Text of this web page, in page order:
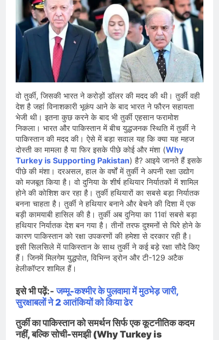
वो तुर्की, जिसकी भारत ने करोड़ों डॉलर की मदद की थी। तुर्की वही
देश है जहां विनाशकारी भूकंप आने के बाद भारत ने फौरन सहायता
भेजी थी। इतना कुछ करने के बाद भी तुर्की एहसान फरामोश
निकला। भारत और पाकिस्तान में बीच युद्धजनक स्थिति में तुर्की ने
पाकिस्तान की मदद की। ऐसे में बड़ा सवाल यह कि क्या यह महज
दोस्ती का मामला है या फिर इसके पीछे कोई और मंशा (Why
Turkey is Supporting Pakistan) है? आइये जानते हैं इसके
पीछे की मंशा। दरअसल, हाल के वर्षों में तुर्की ने अपनी रक्षा उद्योग
को मजबूत किया है। वो दुनिया के शीर्ष हथियार निर्यातकों में शामिल
होने की कोशिश कर रहा है। तुर्की हथियारों का सबसे बड़ा निर्यातक
बनना चाहता है। तुर्की ने हथियार बनाने और बेचने की दिशा में एक
बड़ी कामयाबी हासिल की है। तुर्की अब दुनिया का 11वां सबसे बड़ा
हथियार निर्यातक देश बन गया है। तीनों तरफ दुश्मनों से घिरे होने के
कारण पाकिस्तान को रक्षा उपकरणों की हमेशा से दरकार रही है।
इसी सिलसिले में पाकिस्तान के साथ तुर्की ने कई बड़े रक्षा सौदे किए
हैं। जिनमें मिलगेम युद्धपोत, विभिन्न ड्रोन और टी-129 अटैक
हेलीकॉप्टर शामिल हैं।
इसे भी पढ़ें:-जम्मू-कश्मीर के पुलवामा में मुठभेड़ जारी,
सुरक्षाबलों ने 2 आतंकियों को किया ढेर
तुर्की का पाकिस्तान को समर्थन सिर्फ एक कूटनीतिक कदम
नहीं, बल्कि सोची-समझी (Why Turkey is